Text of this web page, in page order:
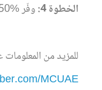
الخطوة 4:
وفّر %50 من كلفة أول 3 مشاوير.
للمزيد من
MCUAE